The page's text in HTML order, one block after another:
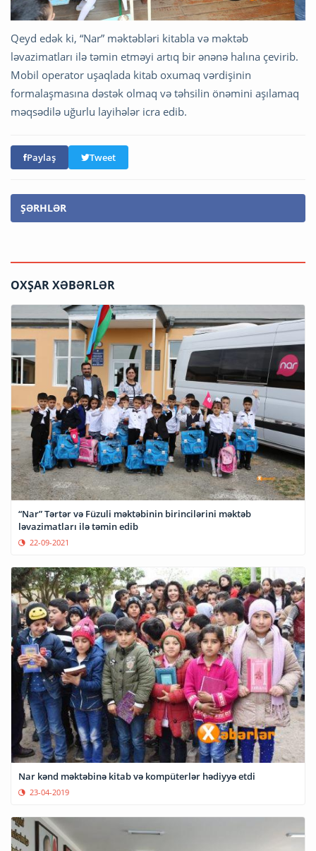
Qeyd edək ki, “Nar” məktəbləri kitabla və məktəb
ləvazimatları ilə təmin etməyi artıq bir ənənə halına çevirib.
Mobil operator uşaqlada kitab oxumaq vərdişinin
formalaşmasına dəstək olmaq və təhsilin önəmini aşılamaq
məqsədilə uğurlu layihələr icra edib.
Paylaş Tweet
ŞƏRHLƏR
OXŞAR XƏBƏRLƏR
“Nar” Tərtər və Füzuli məktəbinin birincilərini məktəb
ləvazimatları ilə təmin edib
22-09-2021
Nar kənd məktəbinə kitab və kompüterlər hədiyyə etdi
23-04-2019